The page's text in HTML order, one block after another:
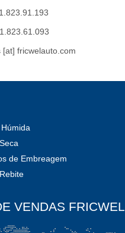
[at] fricwelauto.com
de Embreagem
VENDAS FRICWEL